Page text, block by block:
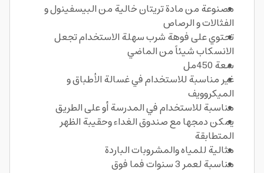
مصنوعة من مادة تريتان خالية من البيسفينول و
الفثالات و الرصاص
تحتوي على فوهة شرب سهلة الاستخدام تجعل
الانسكاب شيئاً من الماضي
سعة 450مل
غير مناسبة للاستخدام في غسالة الأطباق و
الميكروويف
مناسبة للاستخدام في المدرسة أو على الطريق
يمكن دمجها مع صندوق الغداء وحقيبة الظهر
المتطابقة
مثالية للمياه والمشروبات الباردة
مناسبة لعمر 3 سنوات فما فوق